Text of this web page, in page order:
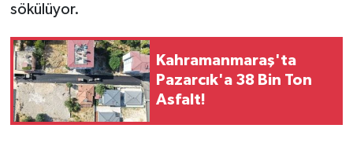
sökülüyor.
Kahramanmaraş'ta
Pazarcık'a 38 Bin Ton
Asfalt!
KİM KİMDİR
ÇEK GÖNDER
KİTAP
HEDEF2020